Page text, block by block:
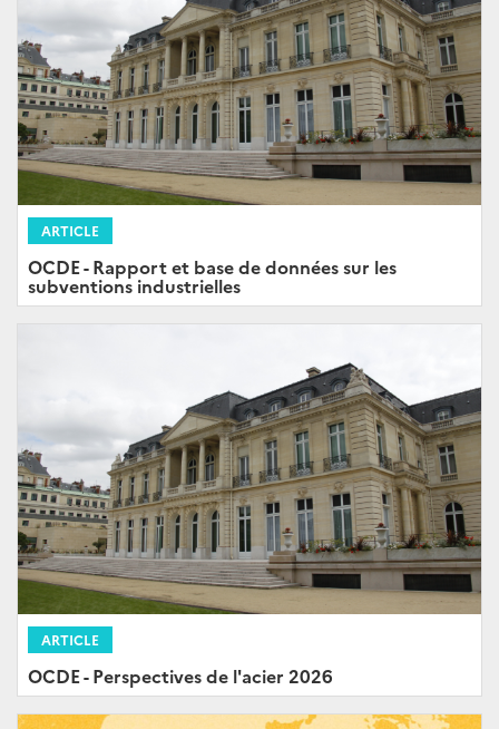
ARTICLE
OCDE - Rapport et base de données sur les
subventions industrielles
ARTICLE
OCDE - Perspectives de l'acier 2026